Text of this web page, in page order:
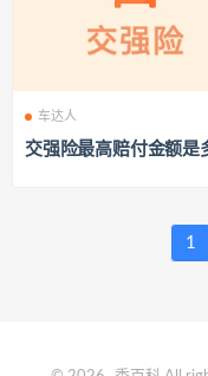
车达人
交强险最高赔付金额是
1